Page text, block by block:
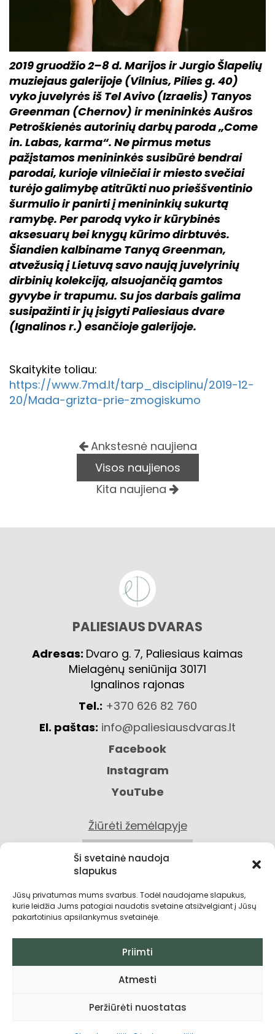
Ši svetainė naudoja
slapukus
Jūsų privatumas mums svarbus. Todėl naudojame slapukus,
kurie leidžia Jums patogiai naudotis svetaine atsižvelgiant į Jūsų
pakartotinius apsilankymus svetainėje.
Priimti
Atmesti
Peržiūrėti nuostatas
2019 gruodžio 2–8 d. Marijos ir Jurgio Šlapelių
muziejaus galerijoje (Vilnius, Pilies g. 40)
vyko juvelyrės iš Tel Avivo (Izraelis) Tanyos
Greenman (Chernov) ir menininkės Aušros
Petroškienės autorinių darbų paroda „Come
in. Labas, karma“. Ne pirmus metus
pažįstamos menininkės susibūrė bendrai
parodai, kurioje vilniečiai ir miesto svečiai
turėjo galimybę atitrūkti nuo prieššventinio
šurmulio ir panirti į menininkių sukurtą
ramybę. Per parodą vyko ir kūrybinės
aksesuarų bei knygų kūrimo dirbtuvės.
Šiandien kalbiname Tanyą Greenman,
atvežusią į Lietuvą savo naują juvelyrinių
dirbinių kolekciją, alsuojančią gamtos
gyvybe ir trapumu. Su jos darbais galima
susipažinti ir jų įsigyti Paliesiaus dvare
(Ignalinos r.) esančioje galerijoje.
Skaitykite toliau:
https://www.7md.lt/tarp_disciplinu/2019-12-
20/Mada-grizta-prie-zmogiskumo
Ankstesnė naujiena
Visos naujienos
Kita naujiena
PALIESIAUS DVARAS
Adresas: Dvaro g. 7, Paliesiaus kaimas
Mielagėnų seniūnija 30171
Ignalinos rajonas
Tel.: +370 626 82 760
El. paštas: info@paliesiausdvaras.lt
Facebook
Instagram
YouTube
Žiūrėti žemėlapyje
KONTAKTAI
Privatumo politika
Pirkimo taisyklės ir sąlygos